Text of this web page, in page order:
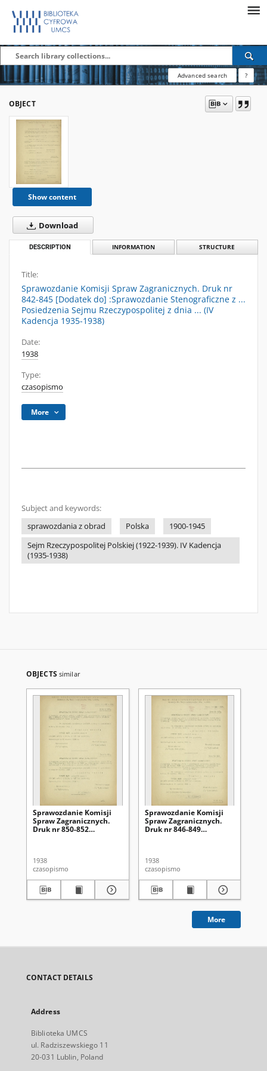
Advanced search ?
OBJECT
Show content
Download
DESCRIPTION INFORMATION STRUCTURE
Title:
Sprawozdanie Komisji Spraw Zagranicznych. Druk nr
842-845 [Dodatek do] :Sprawozdanie Stenograficzne z ...
Posiedzenia Sejmu Rzeczypospolitej z dnia ... (IV
Kadencja 1935-1938)
Date:
1938
Type:
czasopismo
More
Subject and keywords:
sprawozdania z obrad
Polska
1900-1945
Sejm Rzeczypospolitej Polskiej (1922-1939). IV Kadencja
(1935-1938)
OBJECTS similar
Sprawozdanie Komisji
Spraw Zagranicznych.
Druk nr 850-852
Posiedzenia Sejmu
Rzeczypospolitej z dnia
... (IV Kadencja 1935-
1938)
1938
czasopismo
Sprawozdanie Komisji
Spraw Zagranicznych.
Druk nr 846-849
Posiedzenia Sejmu
Rzeczypospolitej z dnia
... (IV Kadencja 1935-
1938)
1938
czasopismo
More
CONTACT DETAILS
Address
Biblioteka UMCS
ul. Radziszewskiego 11
20-031 Lublin, Poland